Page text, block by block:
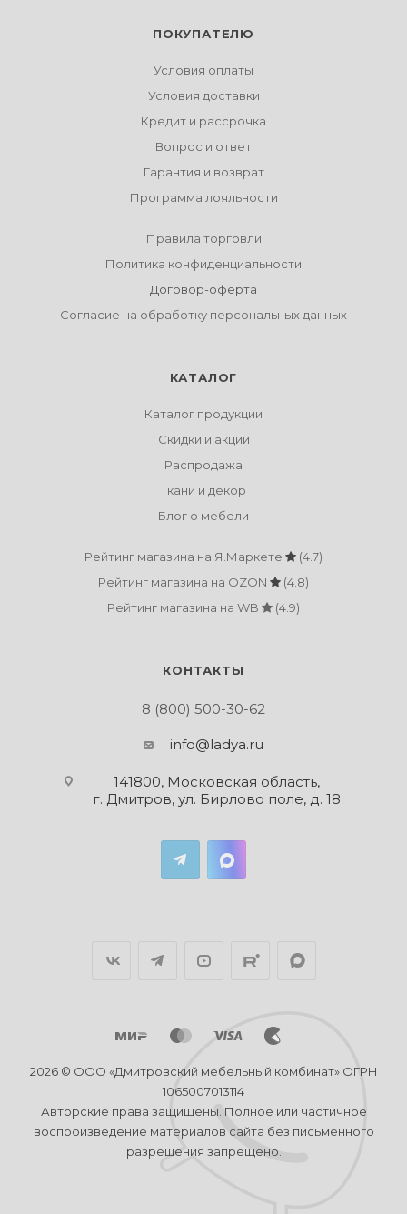
ПОКУПАТЕЛЮ
Условия оплаты
Условия доставки
Кредит и рассрочка
Вопрос и ответ
Гарантия и возврат
Программа лояльности
Правила торговли
Политика конфиденциальности
Договор-оферта
Согласие на обработку персональных данных
КАТАЛОГ
Каталог продукции
Скидки и акции
Распродажа
Ткани и декор
Блог о мебели
Рейтинг магазина на Я.Маркете
(4.7)
Рейтинг магазина на OZON
(4.8)
Рейтинг магазина на WB
(4.9)
КОНТАКТЫ
8 (800) 500-30-62
info@ladya.ru
141800, Московская область,
г. Дмитров, ул. Бирлово поле, д. 18
2026 © ООО «Дмитровский мебельный комбинат» ОГРН
1065007013114
Авторские права защищены. Полное или частичное
воспроизведение материалов сайта без письменного
разрешения запрещено.